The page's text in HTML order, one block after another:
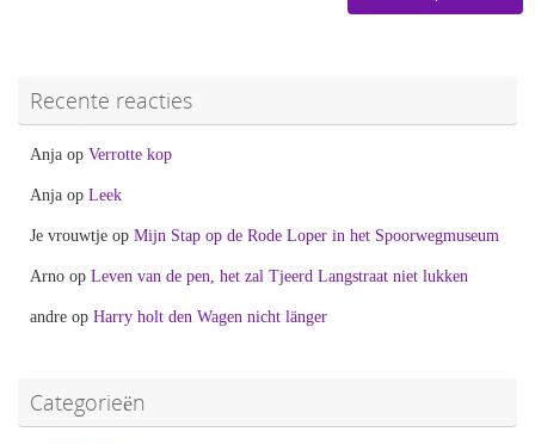
Recente reacties
Anja op Verrotte kop
Anja op Leek
Je vrouwtje op Mijn Stap op de Rode Loper in het Spoorwegmuseum
Arno op Leven van de pen, het zal Tjeerd Langstraat niet lukken
andre op Harry holt den Wagen nicht länger
Categorieën